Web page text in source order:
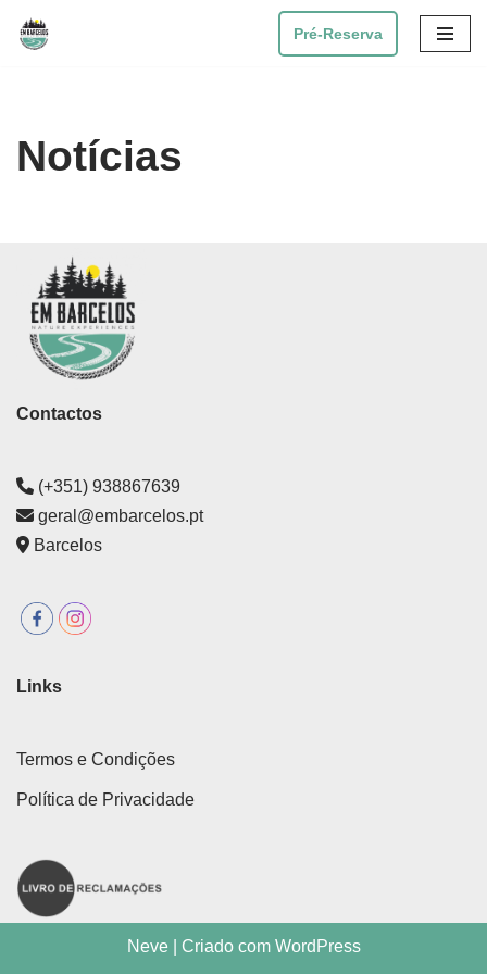
conteúdo
Pré-Reserva
Notícias
Contactos
(+351) 938867639
geral@embarcelos.pt
Barcelos
Links
Termos e Condições
Política de Privacidade
Neve| Criado com WordPress